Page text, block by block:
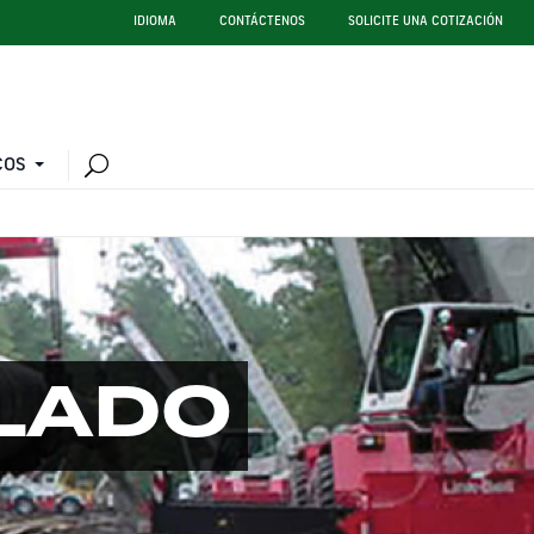
IDIOMA CONTÁCTENOS SOLICITE UNA COTIZACIÓN